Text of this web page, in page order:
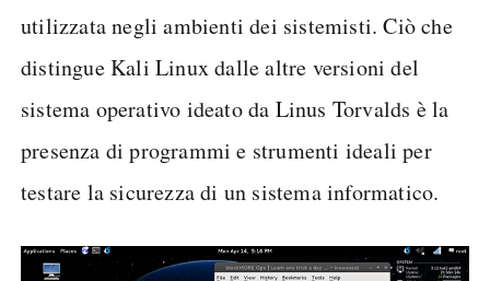
utilizzata negli ambienti dei sistemisti. Ciò che
distingue Kali Linux dalle altre versioni del
sistema operativo ideato da Linus Torvalds è la
presenza di programmi e strumenti ideali per
testare la sicurezza di un sistema informatico.